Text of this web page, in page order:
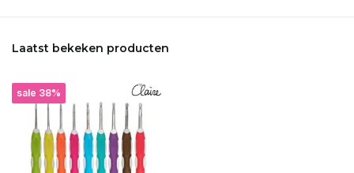
Laatst bekeken producten
sale 38%